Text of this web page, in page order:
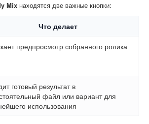
Mix находятся две важные кнопки:
Что делает
предпросмотр собранного ролика
готовый результат в
файл или вариант для
использования